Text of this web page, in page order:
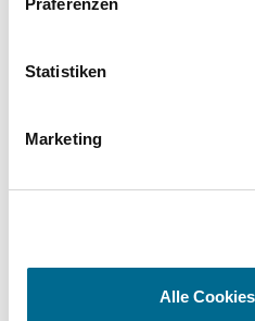
Präferenzen
Statistiken
Marketing
Alle
Schnelle Verfügbarkeit
Flexible Laufzeiten